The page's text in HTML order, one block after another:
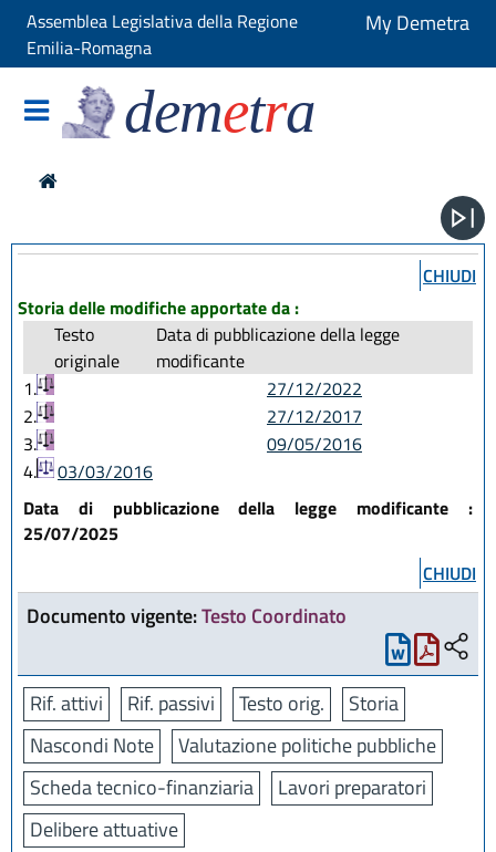
Assemblea Legislativa della Regione
Emilia-Romagna
My Demetra
demetra
CHIUDI
Storia delle modifiche apportate da :
Testo
originale
Data di pubblicazione della legge
modificante
1.
27/12/2022
2.
27/12/2017
3.
09/05/2016
4.
03/03/2016
Data di pubblicazione della legge modificante :
25/07/2025
CHIUDI
Documento vigente:Testo Coordinato
Rif. attivi Rif. passivi Testo orig.
Storia
Nascondi Note
Valutazione politiche pubbliche
Scheda tecnico-finanziaria
Lavori preparatori
Delibere attuative